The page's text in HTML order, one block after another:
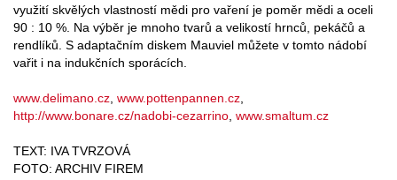
využití skvělých vlastností mědi pro vaření je poměr mědi a oceli
90 : 10 %. Na výběr je mnoho tvarů a velikostí hrnců, pekáčů a
rendlíků. S adaptačním diskem Mauviel můžete v tomto nádobí
vařit i na indukčních sporácích.
www.delimano.cz www.pottenpannen.cz
http://www.bonare.cz/nadobi-cezarrino www.smaltum.cz
TEXT: IVA TVRZOVÁ
FOTO: ARCHIV FIREM